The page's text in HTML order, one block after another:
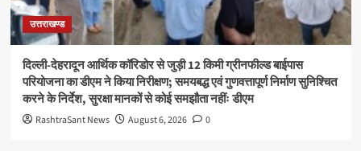
उत्तराखण्ड
दिल्ली-देहरादून आर्थिक कॉरिडोर से जुड़ी 12 किमी ग्रीनफील्ड बाईपास
परियोजना का डीएम ने किया निरीक्षण; समयबद्ध एवं गुणवत्तापूर्ण निर्माण सुनिश्चित
करने के निर्देश, सुरक्षा मानकों से कोई समझौता नहींः डीएम
RashtraSant News August 6, 2026 0